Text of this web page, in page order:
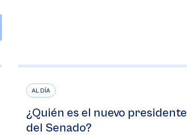
AL DÍA
¿Quién es el nuevo presidente
del Senado?